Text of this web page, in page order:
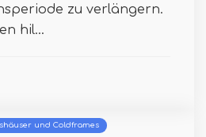
zu verlängern.
hil...
und Coldframes